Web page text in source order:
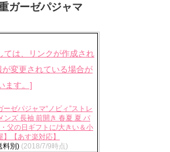
ガーゼパジャマ
ゼパジャマ“ノビィ”ストレ
ンズ 長袖 前開き 春夏 夏 パ
父の日ギフトに/大きい＆小
【あす楽対応】
料別) (2018/7/9時点)